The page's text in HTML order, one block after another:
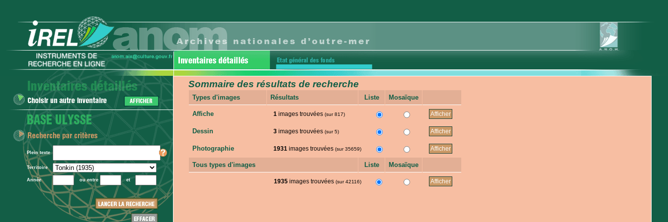
Plein texte
Territoire
Année ou entre et
Sommaire des résultats de recherche
Types d'images Résultats Liste Mosaïque
Affiche 1 images trouvées (sur 817)
Dessin 3 images trouvées (sur 5)
Photographie 1931 images trouvées (sur 35659)
Tous types d'images Liste Mosaïque
1935 images trouvées (sur 42116)